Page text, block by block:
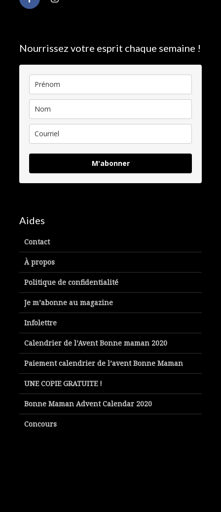
Nourrissez votre esprit chaque semaine !
M'abonner
Aides
Contact
À propos
Politique de confidentialité
Je m’abonne au magazine
Infolettre
Calendrier de l’Avent Bonne maman 2020
Paiement calendrier de l’avent Bonne Maman
UNE COPIE GRATUITE !
Bonne Maman Advent Calendar 2020
Concours